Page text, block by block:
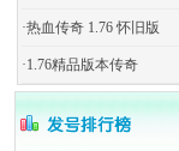
·热血传奇 1.76 怀旧版
·1.76精品版本传奇